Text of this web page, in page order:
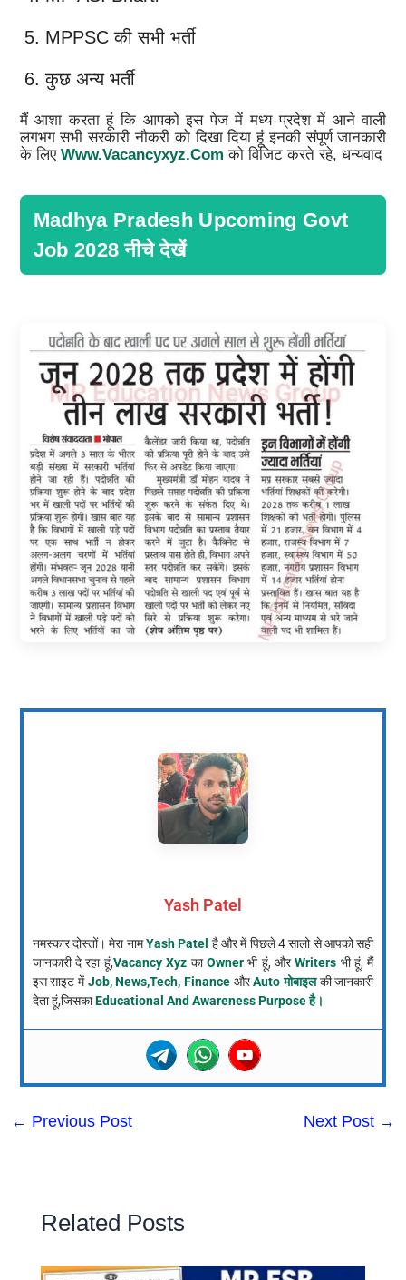
MPPSC की सभी भर्ती
कुछ अन्य भर्ती
मैं आशा करता हूं कि आपको इस पेज में मध्य प्रदेश में आने वाली
लगभग सभी सरकारी नौकरी को दिखा दिया हूं इनकी संपूर्ण जानकारी
के लिए Www.vacancyxyz.com को विजिट करते रहे, धन्यवाद
Madhya Pradesh Upcoming Govt
Job 2028 नीचे देखें
Yash Patel
नमस्कार दोस्तों। मेरा नामYash Patel है और में पिछले 4 सालो से आपको सही
जानकारी दे रहा हूं,Vacancy Xyz काOwnerभी हूं, औरWriters भी हूं, मैं
इस साइट मेंJob, News,Tech, Finance औरAuto मोबाइलकी जानकारी
देता हूं,जिसकाEducational And Awareness Purpose है।
← Previous Post Next Post →
Related Posts